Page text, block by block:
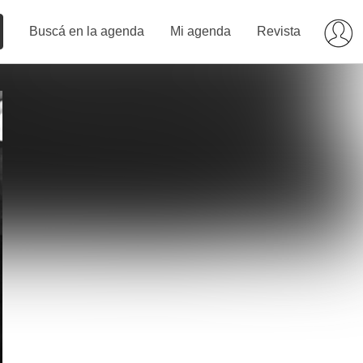
Buscá en la agenda Mi agenda Revista